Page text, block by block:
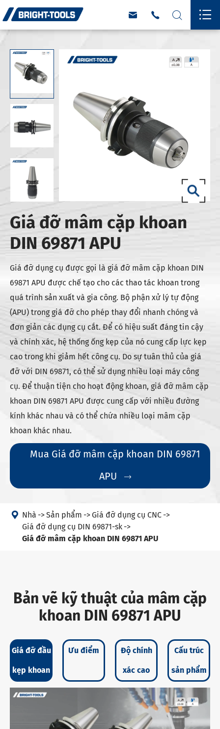
   
Giá đỡ mâm cặp khoan
DIN 69871 APU
Giá đỡ dụng cụ được gọi là giá đỡ mâm cặp khoan DIN
69871 APU được chế tạo cho các thao tác khoan trong
quá trình sản xuất và gia công. Bộ phận xử lý tự động
(APU) trong giá đỡ cho phép thay đổi nhanh chóng và
đơn giản các dụng cụ cắt. Để có hiệu suất đáng tin cậy
và chính xác, hệ thống ống kẹp của nó cung cấp lực kẹp
cao trong khi giảm hết công cụ. Do sự tuân thủ của giá
đỡ với DIN 69871, có thể sử dụng nhiều loại máy công
cụ. Để thuận tiện cho hoạt động khoan, giá đỡ mâm cặp
khoan DIN 69871 APU được cung cấp với nhiều đường
kính khác nhau và có thể chứa nhiều loại mâm cặp
khoan khác nhau.
Mua Giá đỡ mâm cặp khoan DIN 69871
APU

 Nhà Sản phẩm
Giá đỡ dụng cụ CNC
Giá đỡ dụng cụ DIN 69871-sk
Giá đỡ mâm cặp khoan DIN 69871 APU
Bản vẽ kỹ thuật của mâm cặp
khoan DIN 69871 APU
Giá đỡ đầu
kẹp khoan
Ưu điểm Độ chính
xác cao
Cấu trúc
sản phẩm